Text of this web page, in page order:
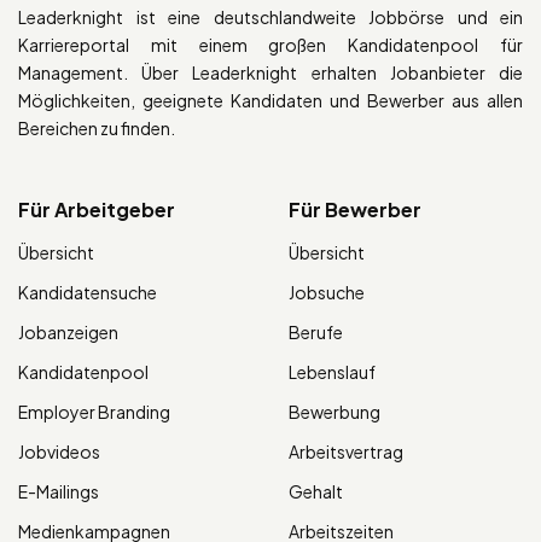
Leaderknight ist eine deutschlandweite Jobbörse und ein
Karriereportal mit einem großen Kandidatenpool für
Management. Über Leaderknight erhalten Jobanbieter die
Möglichkeiten, geeignete Kandidaten und Bewerber aus allen
Bereichen zu finden.
Für Arbeitgeber
Übersicht
Kandidatensuche
Jobanzeigen
Kandidatenpool
Employer Branding
Jobvideos
E-Mailings
Medienkampagnen
Für Bewerber
Übersicht
Jobsuche
Berufe
Lebenslauf
Bewerbung
Arbeitsvertrag
Gehalt
Arbeitszeiten